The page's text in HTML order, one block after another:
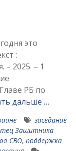
это
:
– 2025. – 1
РБ по
дальше …
заседание
Защитника
СВО, поддержка